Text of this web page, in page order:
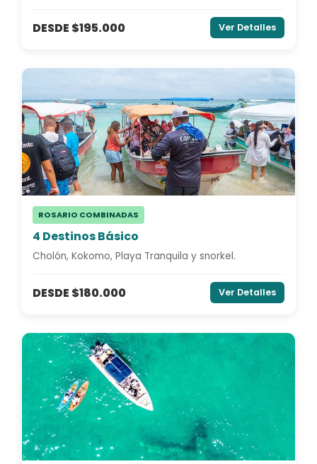
DESDE $195.000 Ver Detalles
ROSARIO COMBINADAS
4 Destinos Básico
Cholón, Kokomo, Playa Tranquila y snorkel.
DESDE $180.000 Ver Detalles